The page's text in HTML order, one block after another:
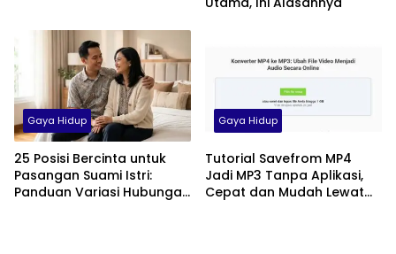
Gaya Hidup
25 Posisi Bercinta untuk
Pasangan Suami Istri:
Panduan Variasi Hubungan
Gaya Hidup
Tutorial Savefrom MP4
Jadi MP3 Tanpa Aplikasi,
Cepat dan Mudah Lewat